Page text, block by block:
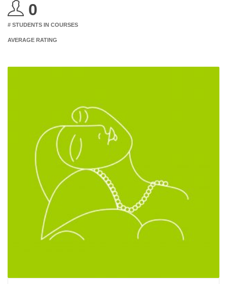
0
# STUDENTS IN COURSES
AVERAGE RATING